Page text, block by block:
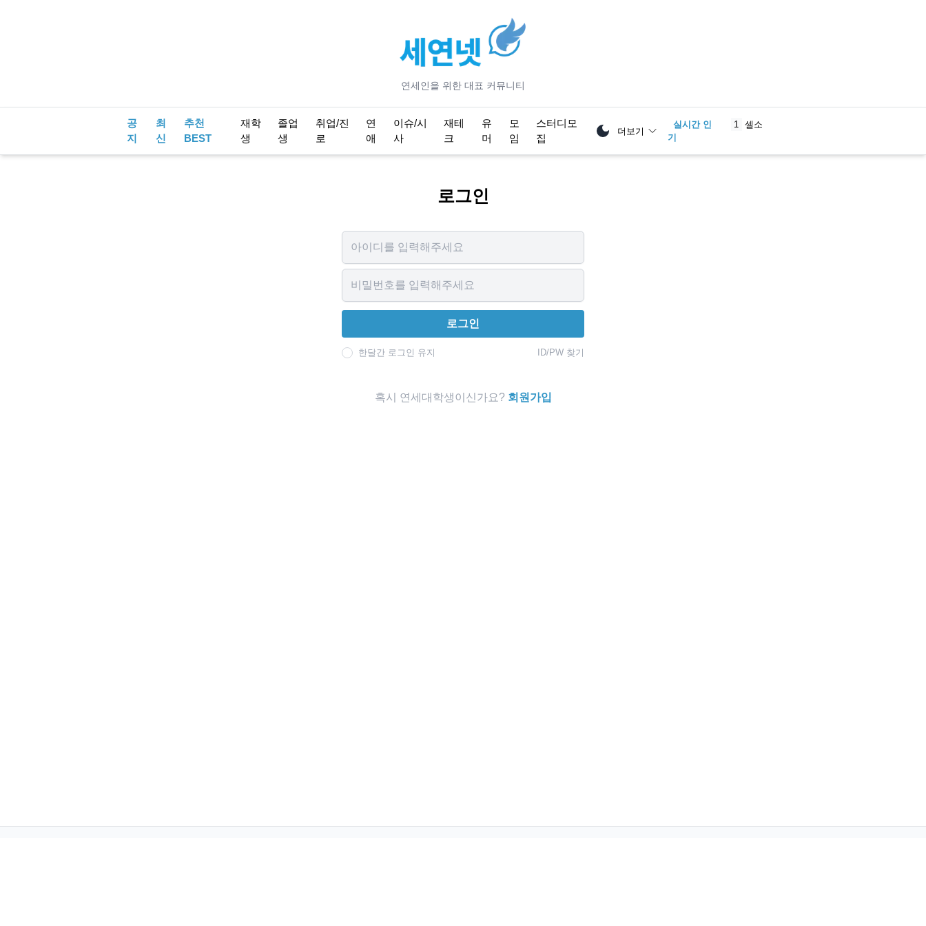
연세인을 위한 대표 커뮤니티
공
지
최
신
추천
BEST
재학
생
졸업
생
취업/진
로
연
애
이슈/시
사
재테
크
유
머
모
임
스터디모
집
더보기
실시간 인
기
1 셀소
로그인
로그인
한달간 로그인 유지 ID/PW 찾기
혹시 연세대학생이신가요? 회원가입